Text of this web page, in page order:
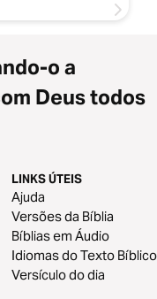
o a
Deus todos
LINKS ÚTEIS
Ajuda
Versões da Bíblia
Bíblias em Áudio
Idiomas do Texto Bíblico
Versículo do dia